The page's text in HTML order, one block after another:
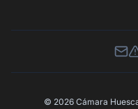
© 2026 Cámara